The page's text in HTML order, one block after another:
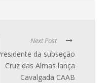
Next Post
da subseção
Cruz das Almas lança
Cavalgada CAAB